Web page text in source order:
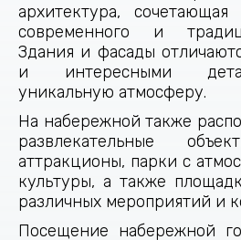
архитектура,
современного и
Здания и фасады
и интересными
уникальную атмосферу.
На набережной также
развлекательные
аттракционы, парки с
культуры, а также
различных мероприятий и
Посещение набережной